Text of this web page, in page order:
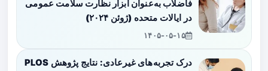
فاضلاب به‌عنوان ابزار نظارت سلامت عمومی
در ایالات متحده (ژوئن ۲۰۲۴)
۱۴۰۵-۰۵-۱۵
درک تجربه‌های غیرعادی: نتایج پژوهش PLOS